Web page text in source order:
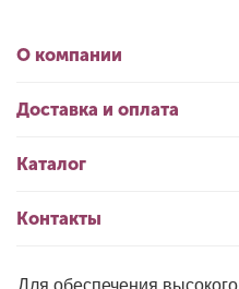
О компании
Доставка и оплата
Каталог
Контакты